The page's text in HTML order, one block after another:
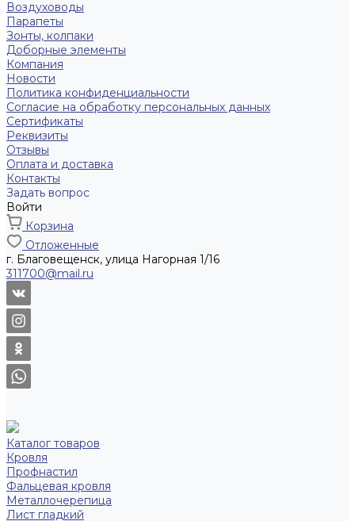
Воздуховоды
Парапеты
Зонты, колпаки
Доборные элементы
Компания
Новости
Политика конфиденциальности
Согласие на обработку персональных данных
Сертификаты
Реквизиты
Отзывы
Оплата и доставка
Контакты
Задать вопрос
Войти
Корзина
Отложенные
г. Благовещенск, улица Нагорная 1/16
311700@mail.ru
Каталог товаров
Кровля
Профнастил
Фальцевая кровля
Металлочерепица
Лист гладкий